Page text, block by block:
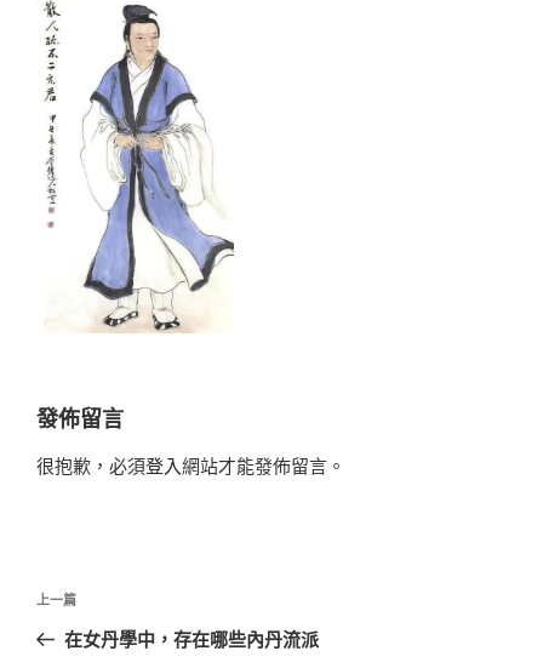
發佈留言
很抱歉，必須登入網站才能發佈留言。
文
導
上
一
上一篇
在女丹學中，存在哪些內丹流派